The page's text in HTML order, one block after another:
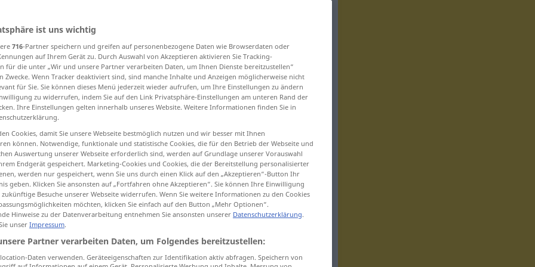
filth, muck
old stuff rubbish, trash, garbage
Dreck Schmutz UMG
dieseArbeitmachtvielDreck UMG
ist uns wichtig
716-Partner speichern und greifen auf personenbezogene Daten wie Browserdaten oder
auf Ihrem Gerät zu. Durch Auswahl von Akzeptieren aktivieren Sie Tracking-
für die unter „Wir und unsere Partner verarbeiten Daten, um Ihnen Dienste bereitzustellen“
Zwecke. Wenn Tracker deaktiviert sind, sind manche Inhalte und Anzeigen möglicherweise nicht
für Sie. Sie können dieses Menü jederzeit wieder aufrufen, um Ihre Einstellungen zu ändern
zu widerrufen, indem Sie auf den Link Privatsphäre-Einstellungen am unteren Rand der
Ihre Einstellungen gelten innerhalb unseres Website. Weitere Informationen finden Sie in
Cookies, damit Sie unsere Webseite bestmöglich nutzen und wir besser mit Ihnen
können. Notwendige, funktionale und statistische Cookies, die für den Betrieb der Webseite und
Auswertung unserer Webseite erforderlich sind, werden auf Grundlage unserer Vorauswahl
Endgerät gespeichert. Marketing-Cookies und Cookies, die der Bereitstellung personalisierter
werden nur gespeichert, wenn Sie uns durch einen Klick auf den „Akzeptieren“-Button Ihr
geben. Klicken Sie ansonsten auf „Fortfahren ohne Akzeptieren“. Sie können Ihre Einwilligung
Besuche unserer Webseite widerrufen. Wenn Sie weitere Informationen zu den Cookies
möchten, klicken Sie einfach auf den Button „Mehr Optionen“.
Hinweise zu der Datenverarbeitung entnehmen Sie ansonsten unserer Datenschutzerklärung.
unser Impressum.
Partner verarbeiten Daten, um Folgendes bereitzustellen:
Daten verwenden. Geräteeigenschaften zur Identifikation aktiv abfragen. Speichern von